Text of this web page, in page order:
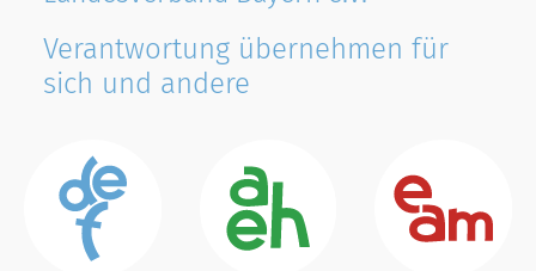
Verantwortung übernehmen für
sich und andere